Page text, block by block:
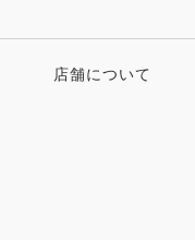
店舗について